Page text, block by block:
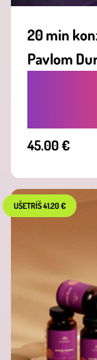
20 min
Pavlom
45.00 €
UŠETRÍŠ 41.20 €